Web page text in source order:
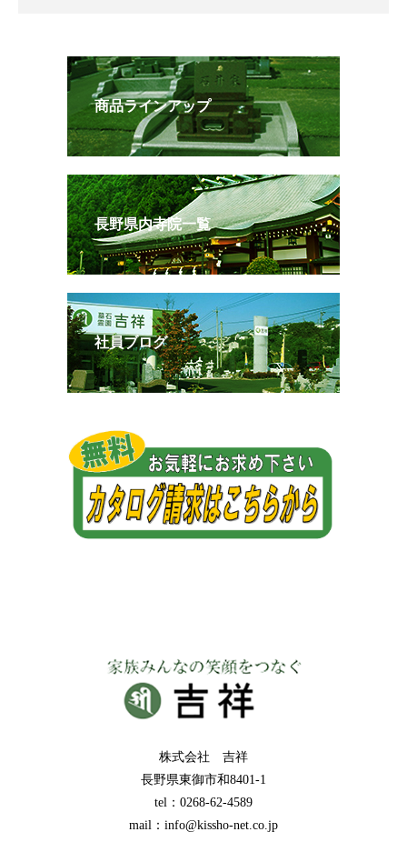
商品ラインアップ
長野県内寺院一覧
社員ブログ
株式会社 吉祥
長野県東御市和8401-1
tel：0268-62-4589
mail：info@kissho-net.co.jp